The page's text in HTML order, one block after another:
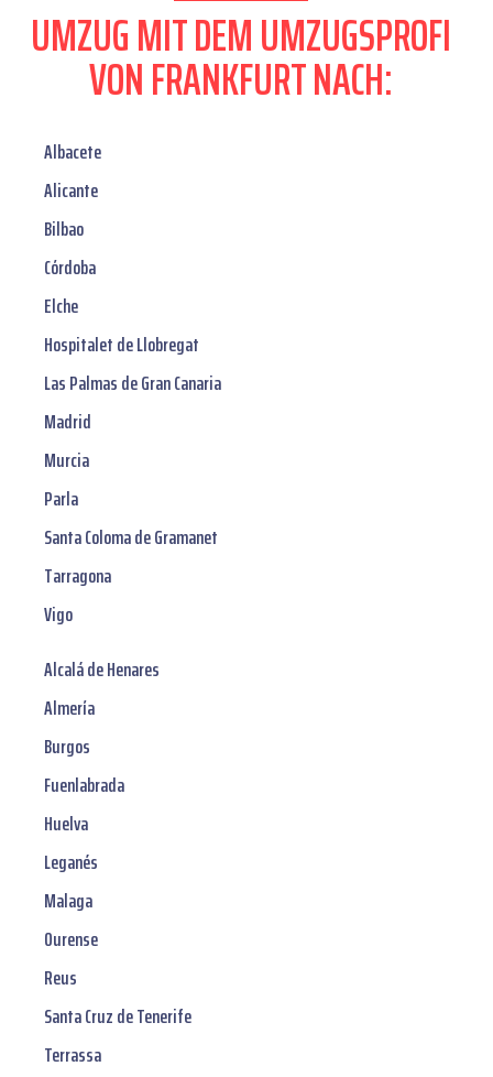
UMZUG MIT DEM UMZUGSPROFI
VON FRANKFURT NACH:
Albacete
Alicante
Bilbao
Córdoba
Elche
Hospitalet de Llobregat
Las Palmas de Gran Canaria
Madrid
Murcia
Parla
Santa Coloma de Gramanet
Tarragona
Vigo
Alcalá de Henares
Almería
Burgos
Fuenlabrada
Huelva
Leganés
Malaga
Ourense
Reus
Santa Cruz de Tenerife
Terrassa